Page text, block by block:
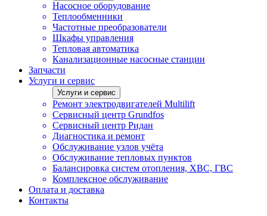
Насосное оборудование
Теплообменники
Частотные преобразователи
Шкафы управления
Тепловая автоматика
Канализационные насосные станции
Запчасти
Услуги и сервис
Услуги и сервис
Ремонт электродвигателей Multilift
Сервисный центр Grundfos
Сервисный центр Ридан
Диагностика и ремонт
Обслуживание узлов учёта
Обслуживание тепловых пунктов
Балансировка систем отопления, ХВС, ГВС
Комплексное обслуживание
Оплата и доставка
Контакты